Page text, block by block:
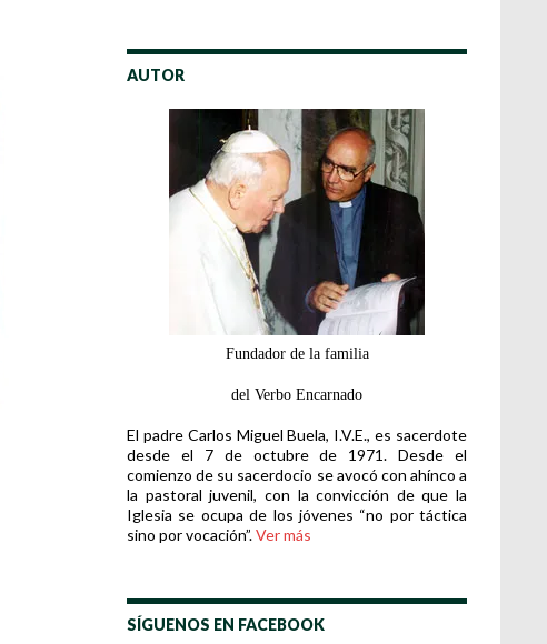
AUTOR
Fundador de la familia
del Verbo Encarnado
El padre Carlos Miguel Buela, I.V.E., es sacerdote
desde el 7 de octubre de 1971. Desde el
comienzo de su sacerdocio se avocó con ahínco a
la pastoral juvenil, con la convicción de que la
Iglesia se ocupa de los jóvenes “no por táctica
sino por vocación”.Ver más
SÍGUENOS EN FACEBOOK